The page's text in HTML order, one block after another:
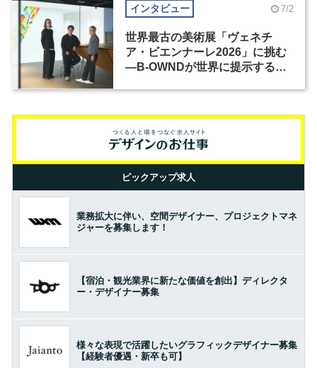
インタビュー 7/2
世界最古の美術展「ヴェネチ
ア・ビエンナーレ2026」に挑む
―B-OWNDが世界に提示する美
ピックアップ求人
業務拡大に伴い、空間デザイナー、プロジェクトマネ
ジャーを募集します！
【宿泊・観光業界に新たな価値を創出】ディレクタ
ー・デザイナー募集
様々な表現で活躍したいグラフィックデザイナー募集
【経験者優遇・新卒も可】